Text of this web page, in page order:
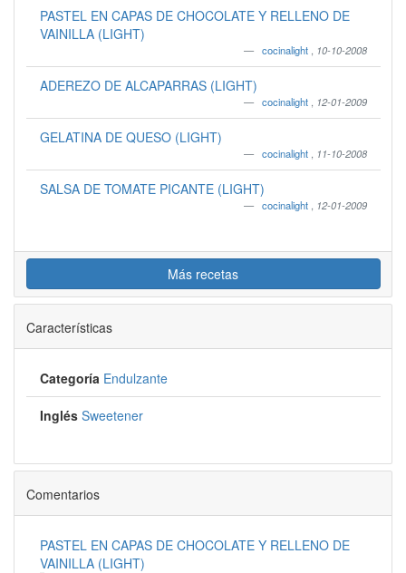
PASTEL EN CAPAS DE CHOCOLATE Y RELLENO DE
VAINILLA (LIGHT)
cocinalight 10-10-2008
ADEREZO DE ALCAPARRAS (LIGHT)
cocinalight 12-01-2009
GELATINA DE QUESO (LIGHT)
cocinalight 11-10-2008
SALSA DE TOMATE PICANTE (LIGHT)
cocinalight 12-01-2009
Más recetas
Características
Categoría Endulzante
Inglés Sweetener
Comentarios
PASTEL EN CAPAS DE CHOCOLATE Y RELLENO DE
VAINILLA (LIGHT)